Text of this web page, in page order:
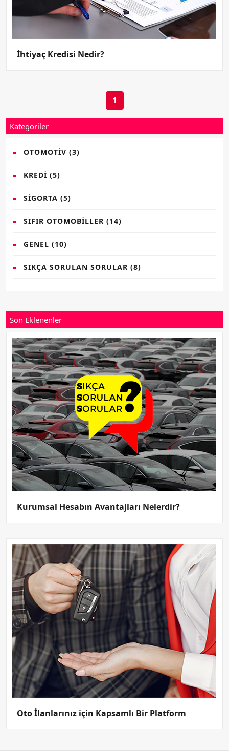
İhtiyaç Kredisi Nedir?
1
Kategoriler
OTOMOTIV (3)
KREDI (5)
SIGORTA (5)
SIFIR OTOMOBILLER (14)
GENEL (10)
SIKÇA SORULAN SORULAR (8)
Son Eklenenler
Kurumsal Hesabın Avantajları Nelerdir?
Oto İlanlarınız için Kapsamlı Bir Platform